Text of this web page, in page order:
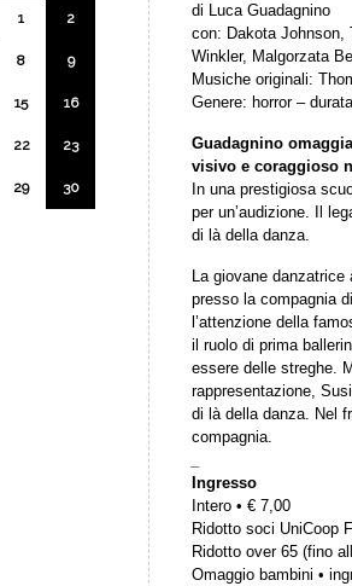
di Luca Guadagnino
con: Dakota Johnson,
Winkler, Malgorzata
Musiche originali:
Genere: horror –
Guadagnino
visivo e coraggioso
In una prestigiosa
per un’audizione. Il
di là della danza.
La giovane danzatrice
presso la compagnia
l’attenzione della
il ruolo di prima
essere delle streghe.
rappresentazione,
di là della danza. Nel
compagnia.
Ingresso
Intero • € 7,00
Ridotto soci UniCoop
Ridotto over 65 (fino
Omaggio bambini •
1 2
8 9
15 16
22 23
29 30